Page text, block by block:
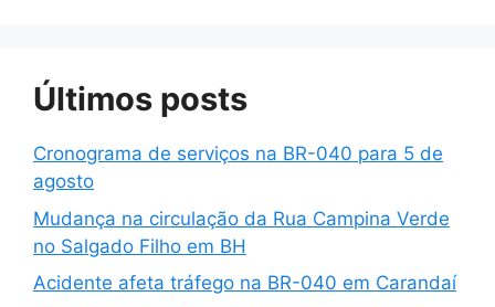
Últimos posts
Cronograma de serviços na BR-040 para 5 de
agosto
Mudança na circulação da Rua Campina Verde
no Salgado Filho em BH
Acidente afeta tráfego na BR-040 em Carandaí